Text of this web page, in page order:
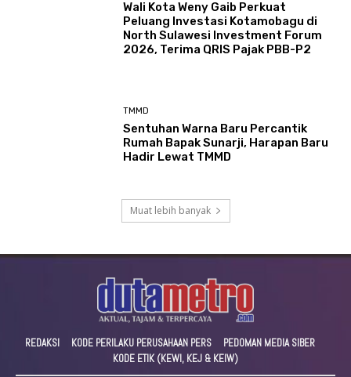
Wali Kota Weny Gaib Perkuat
Peluang Investasi Kotamobagu di
North Sulawesi Investment Forum
2026, Terima QRIS Pajak PBB-P2
TMMD
Sentuhan Warna Baru Percantik
Rumah Bapak Sunarji, Harapan Baru
Hadir Lewat TMMD
Muat lebih banyak
REDAKSI KODE PERILAKU PERUSAHAAN PERS
PEDOMAN MEDIA SIBER
KODE ETIK (KEWI, KEJ & KEIW)